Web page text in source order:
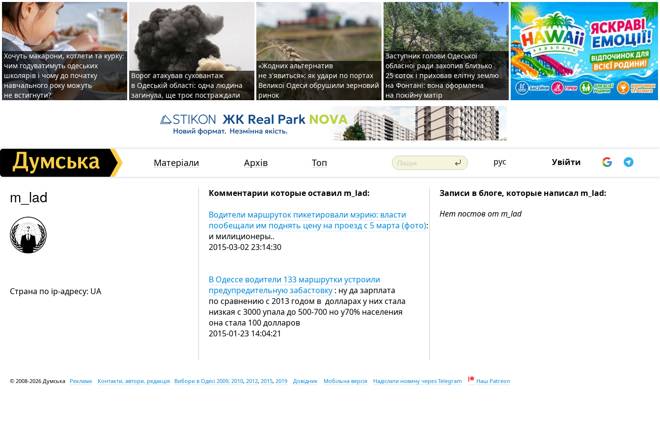
Хочуть макарони, котлети та курку:
чим годуватимуть одеських
школярів і чому до початку
навчального року можуть
не встигнути?
Ворог атакував суховантаж
в Одеській області: одна людина
загинула, ще троє постраждали
«Жодних альтернатив
не з'явиться»: як удари по портах
Великої Одеси обрушили зерновий
ринок
Заступник голови Одеської
обласної ради захопив близько
25 соток і приховав елітну землю
на Фонтані: вона оформлена
на покійну матір
Матеріали Архів Топ рус Увійти
m_lad
Страна по ip-адресу: UA
Комментарии которые оставил m_lad:
Водители маршруток пикетировали мэрию: власти
пообещали им поднять цену на проезд с 5 марта (фото):
и милиционеры..
2015-03-02 23:14:30
В Одессе водители 133 маршрутки устроили
предупредительную забастовку : ну да зарплата
по сравнению с 2013 годом в долларах у них стала
низкая с 3000 упала до 500-700 но у70% населения
она стала 100 долларов
2015-01-23 14:04:21
Записи в блоге, которые написал m_lad:
Нет постов от m_lad
© 2008-2026 Думська Реклама Контакти, автори, редакція Вибори в Одесі 2009, 2010, 2012, 2015, 2019 Довідник Мобільна версія Надіслати новину через Telegram Наш Patreon